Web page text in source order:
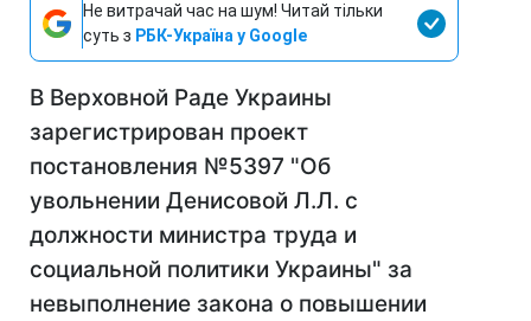
Не витрачай час на шум! Читай тільки
суть з РБК-Україна у Google
В Верховной Раде Украины
зарегистрирован проект
постановления №5397 "Об
увольнении Денисовой Л.Л. с
должности министра труда и
социальной политики Украины" за
невыполнение закона о повышении